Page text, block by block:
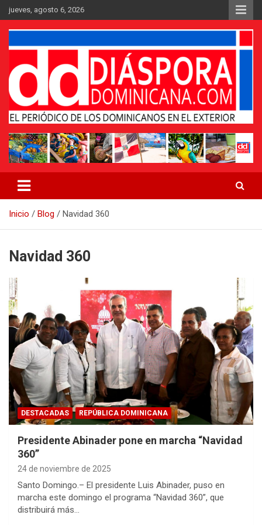
Saltar
al
contenido
jueves, agosto 6, 2026
Periódico Diáspora Dominicana
Inicio Blog Navidad 360
Navidad 360
DESTACADAS REPÚBLICA DOMINICANA
Presidente Abinader pone en marcha “Navidad
360”
24 de noviembre de 2025
Santo Domingo.– El presidente Luis Abinader, puso en
marcha este domingo el programa “Navidad 360”, que
distribuirá más…